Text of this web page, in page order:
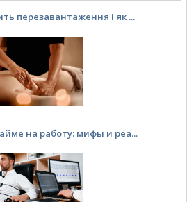
перезавантаження і як ...
на работу: мифы и реа...